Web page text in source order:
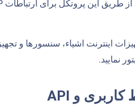
اینترنت اشیاء، سنسورها و
نمایید.
کاربری و API